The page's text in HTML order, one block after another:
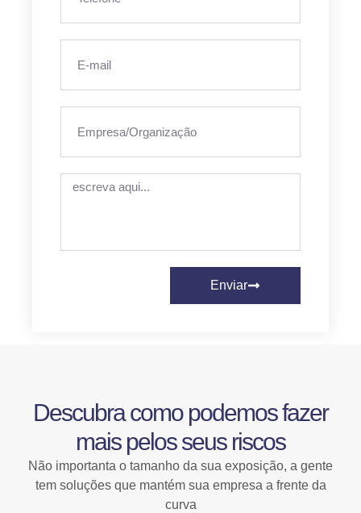
Enviar
Descubra como podemos fazer
mais pelos seus riscos
Não importanta o tamanho da sua exposição, a gente
tem soluções que mantém sua empresa a frente da
curva